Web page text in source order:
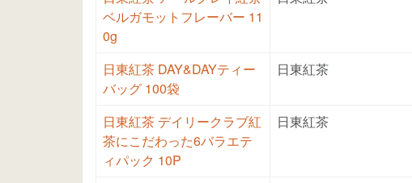
ベルガモットフレーバー 11
0g
日東紅茶 DAY&DAYティー
バッグ 100袋
日東紅茶
日東紅茶 デイリークラブ紅
茶にこだわった6バラエテ
ィパック 10P
日東紅茶